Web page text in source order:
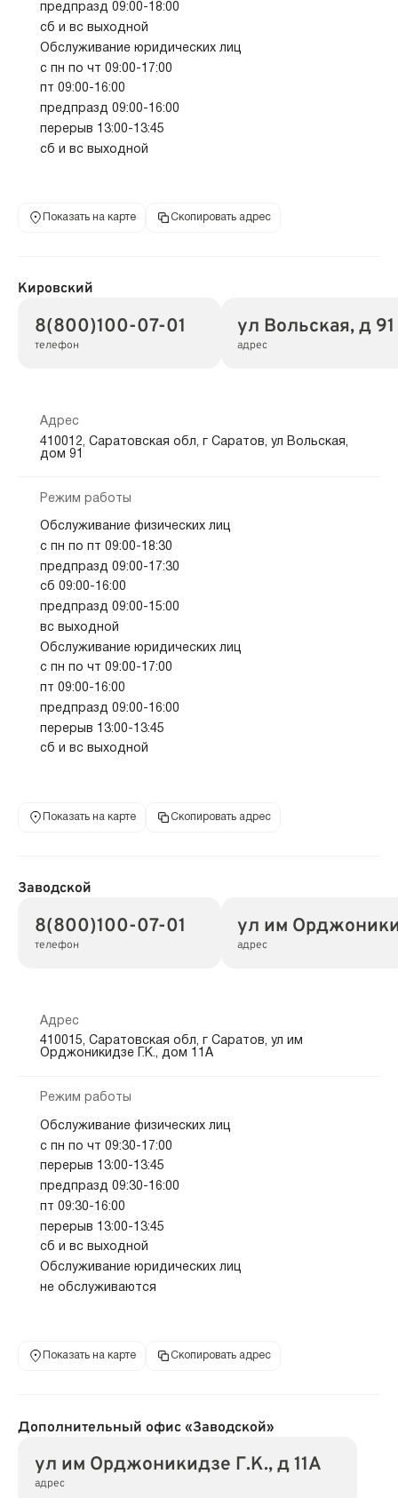
предпразд 09:00-18:00
сб и вс выходной
Обслуживание юридических лиц
с пн по чт 09:00-17:00
пт 09:00-16:00
предпразд 09:00-16:00
перерыв 13:00-13:45
сб и вс выходной
Показать на карте Скопировать адрес
Кировский
8(800)100-07-01
телефон
ул Вольская, д 91
адрес
Адрес
410012, Саратовская обл, г Саратов, ул Вольская,
дом 91
Режим работы
Обслуживание физических лиц
с пн по пт 09:00-18:30
предпразд 09:00-17:30
сб 09:00-16:00
предпразд 09:00-15:00
вс выходной
Обслуживание юридических лиц
с пн по чт 09:00-17:00
пт 09:00-16:00
предпразд 09:00-16:00
перерыв 13:00-13:45
сб и вс выходной
Показать на карте Скопировать адрес
Заводской
8(800)100-07-01
телефон
ул им
адрес
Адрес
410015, Саратовская обл, г Саратов, ул им
Орджоникидзе Г.К., дом 11А
Режим работы
Обслуживание физических лиц
с пн по чт 09:30-17:00
перерыв 13:00-13:45
предпразд 09:30-16:00
пт 09:30-16:00
перерыв 13:00-13:45
сб и вс выходной
Обслуживание юридических лиц
не обслуживаются
Показать на карте Скопировать адрес
Дополнительный офис «Заводской»
ул им Орджоникидзе Г.К., д 11А
адрес